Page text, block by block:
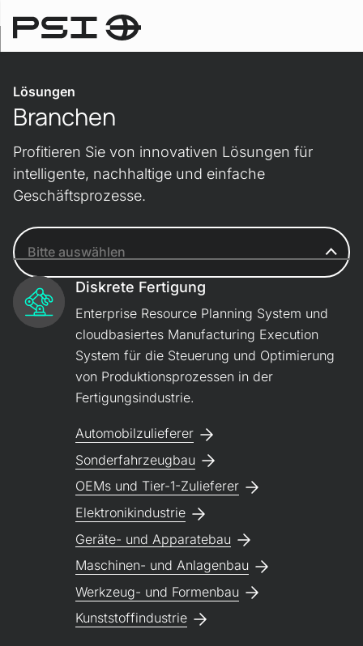
Lösungen
Branchen
Profitieren Sie von innovativen Lösungen für
intelligente, nachhaltige und einfache
Geschäftsprozesse.
Diskrete Fertigung
Enterprise Resource Planning System und
cloud­basiertes Manufacturing Execution
System für die Steuerung und Optimierung
von Produktionsprozessen in der
Fertigungsindustrie.
Automobilzulieferer
Sonderfahrzeugbau
OEMs und Tier-1-Zulieferer
Elektronikindustrie
Geräte- und Apparatebau
Maschinen- und Anlagenbau
Werkzeug- und Formenbau
Kunststoffindustrie